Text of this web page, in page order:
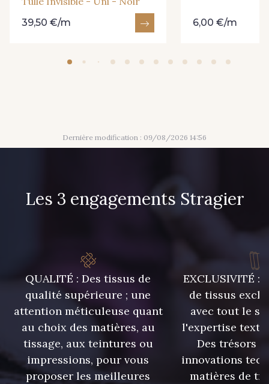
761 - Peau n°3 620 - Bordeaux
39,50 €/m 6,00 €/m
Dernière modification : 09/08/2026 14:56
Les 3 engagements Stragier
QUALITÉ : Des tissus de
qualité supérieure ; une
attention méticuleuse quant
au choix des matières, au
tissage, aux teintures ou
impressions, pour vous
proposer les meilleures
EXCLUSIVITÉ :
de tissus
avec tout le
l'expertise
Des trésors
innovations
matières de